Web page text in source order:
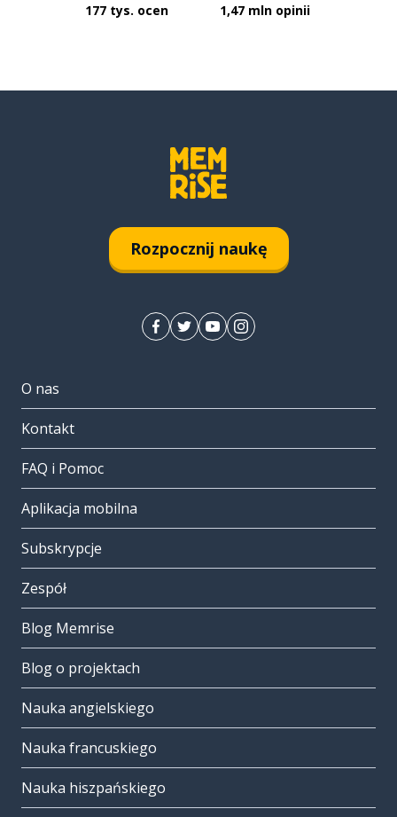
177 tys. ocen 1,47 mln opinii
Rozpocznij naukę
O nas
Kontakt
FAQ i Pomoc
Aplikacja mobilna
Subskrypcje
Zespół
Blog Memrise
Blog o projektach
Nauka angielskiego
Nauka francuskiego
Nauka hiszpańskiego